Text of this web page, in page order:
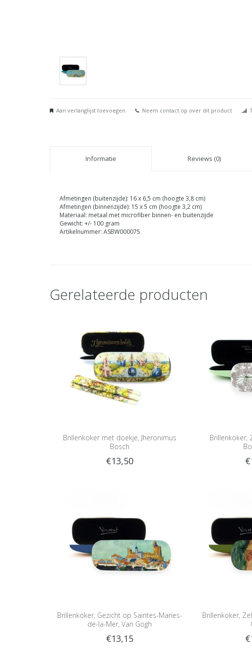
Aan verlanglijst toevoegen Neem contact op over dit product
Informatie Reviews (0)
Afmetingen (buitenzijde): 16 x 6,5 cm (hoogte 3,8 cm)
Afmetingen (binnenzijde): 15 x 5 cm (hoogte 3,2 cm)
Materiaal: metaal met microfiber binnen- en buitenzijde
Gewicht: +/- 100 gram
Artikelnummer: ASBW000075
Gerelateerde producten
Brillenkoker met doekje, Jheronimus
Bosch
€13,50
Brillenkoker,
Brillenkoker, Gezicht op Saintes-Maries-
de-la-Mer, Van Gogh
€13,15
Brillenkoker,